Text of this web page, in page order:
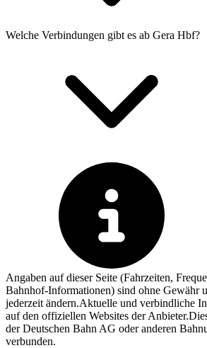
Welche Verbindungen gibt es ab Gera Hbf?
Angaben auf dieser Seite (Fahrzeiten,
Bahnhof-Informationen) sind ohne Gewähr
jederzeit ändern.Aktuelle und verbindliche
auf den offiziellen Websites der
der Deutschen Bahn AG oder anderen
verbunden.